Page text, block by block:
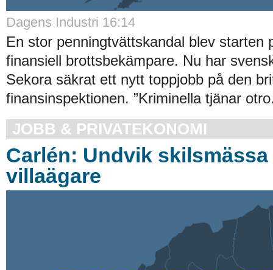
Dagens Industri 16:14
En stor penningtvättskandal blev starten
finansiell brottsbekämpare. Nu har
Sekora säkrat ett nytt toppjobb på den
finansinspektionen. ”Kriminella tjänar
JOBB & PRIVATEKONOMI
Carlén: Undvik
villaägare